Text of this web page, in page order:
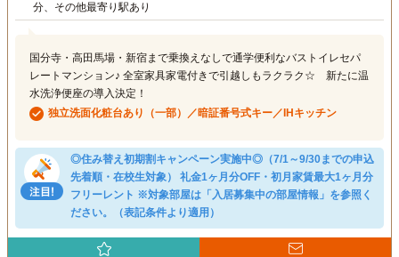
分、その他最寄り駅あり
国分寺・高田馬場・新宿まで乗換えなしで通学便利なバストイレセパ
レートマンション♪ 全室家具家電付きで引越しもラクラク☆ 新たに温
水洗浄便座の導入決定！
独立洗面化粧台あり（一部）／暗証番号式キー／IHキッチン
◎住み替え初期割キャンペーン実施中◎（7/1～9/30までの申込
先着順・在校生対象） 礼金1ヶ月分OFF・初月家賃最大1ヶ月分
フリーレント ※対象部屋は「入居募集中の部屋情報」を参照く
ださい。（表記条件より適用）